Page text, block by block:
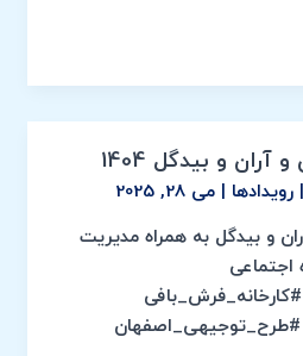
و بیدگل 1404
رویدادها
می 28, 2025
و بیدگل به همراه مدیریت
اجتماعی
#کارخانه_فرش_بافی
#طرح_توجیهی_اصفهان